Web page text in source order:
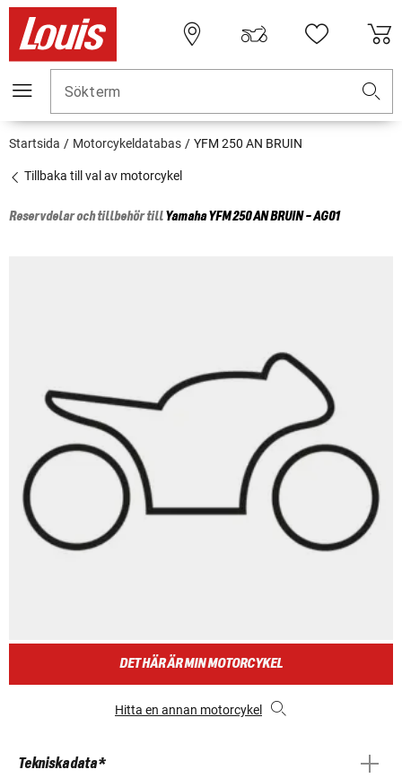
Sökterm
Startsida Motorcykeldatabas YFM 250 AN BRUIN
Tillbaka till val av motorcykel
Reservdelar och tillbehör tillYamahaYFM 250 AN BRUIN - AG01
DET HÄR ÄR MIN MOTORCYKEL
Hitta en annan motorcykel
Tekniska data *